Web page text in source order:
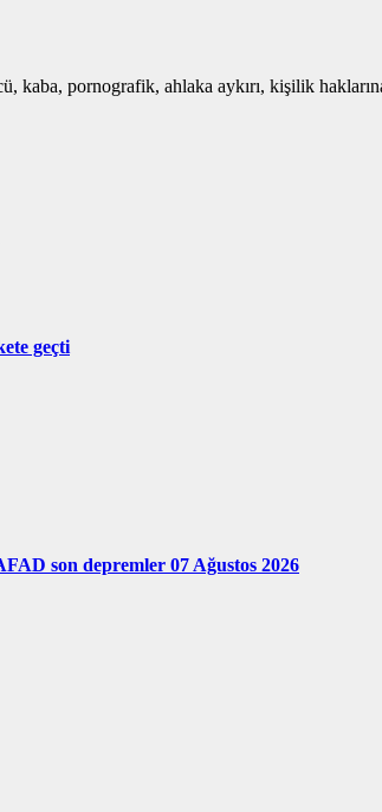
kaba, pornografik, ahlaka aykırı, kişilik
geçti
son depremler 07 Ağustos 2026